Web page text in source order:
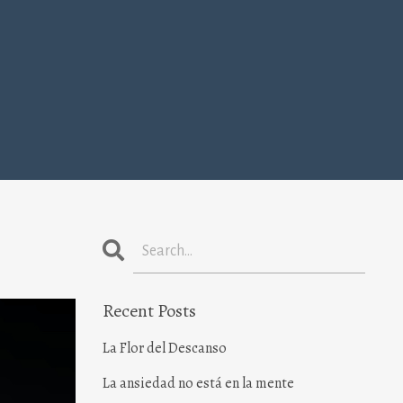
Recent Posts
La Flor del Descanso
La ansiedad no está en la mente